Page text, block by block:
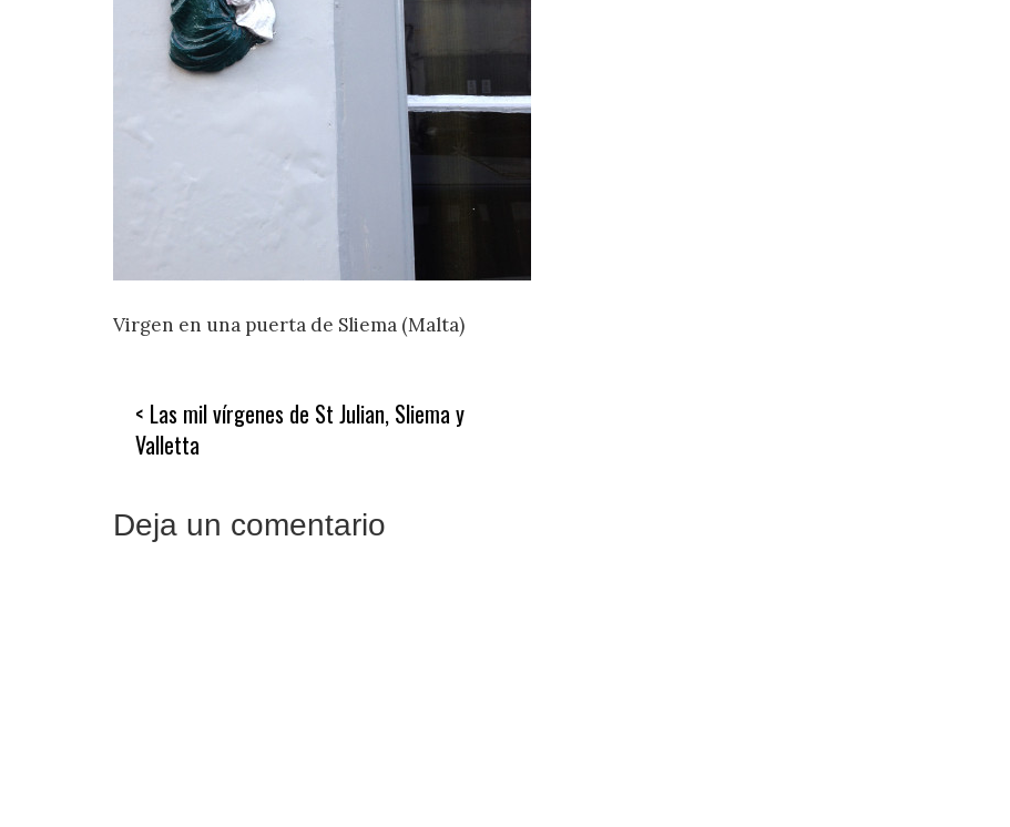
Virgen en una puerta de Sliema (Malta)
Navegación
de
Las mil vírgenes de St Julian, Sliema y
Valletta
Deja un comentario